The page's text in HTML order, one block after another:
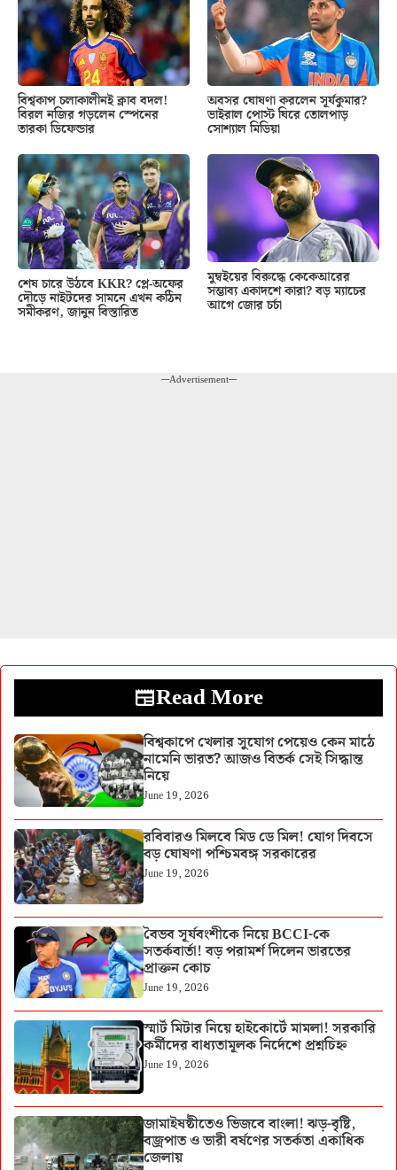
বিশ্বকাপ চলাকালীনই ক্লাব বদল!
বিরল নজির গড়লেন স্পেনের
তারকা ডিফেন্ডার
অবসর ঘোষণা করলেন সূর্যকুমার?
ভাইরাল পোস্ট ঘিরে তোলপাড়
সোশ্যাল মিডিয়া
শেষ চারে উঠবে KKR? প্লে-অফের
দৌড়ে নাইটদের সামনে এখন কঠিন
সমীকরণ, জানুন বিস্তারিত
মুম্বইয়ের বিরুদ্ধে কেকেআরের
সম্ভাব্য একাদশে কারা? বড় ম্যাচের
আগে জোর চর্চা
---Advertisement---
Read More
বিশ্বকাপে খেলার সুযোগ পেয়েও কেন মাঠে
নামেনি ভারত? আজও বিতর্ক সেই সিদ্ধান্ত
নিয়ে
June 19, 2026
রবিবারও মিলবে মিড ডে মিল! যোগ দিবসে
বড় ঘোষণা পশ্চিমবঙ্গ সরকারের
June 19, 2026
বৈভব সূর্যবংশীকে নিয়ে BCCI-কে
সতর্কবার্তা! বড় পরামর্শ দিলেন ভারতের
প্রাক্তন কোচ
June 19, 2026
স্মার্ট মিটার নিয়ে হাইকোর্টে মামলা! সরকারি
কর্মীদের বাধ্যতামূলক নির্দেশে প্রশ্নচিহ্ন
June 19, 2026
জামাইষষ্ঠীতেও ভিজবে বাংলা! ঝড়-বৃষ্টি,
বজ্রপাত ও ভারী বর্ষণের সতর্কতা একাধিক
জেলায়